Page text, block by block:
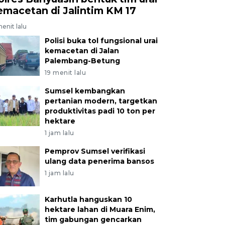
di Jalintim KM 17
lalu
Polisi buka tol fungsional urai
kemacetan di Jalan
Palembang-Betung
19 menit lalu
Sumsel kembangkan
pertanian modern, targetkan
produktivitas padi 10 ton per
hektare
1 jam lalu
Pemprov Sumsel verifikasi
ulang data penerima bansos
1 jam lalu
Karhutla hanguskan 10
hektare lahan di Muara Enim,
tim gabungan gencarkan